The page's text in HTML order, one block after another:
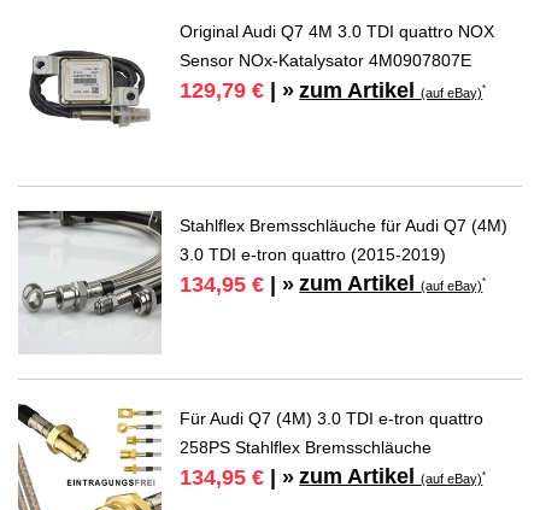
Original Audi Q7 4M 3.0 TDI quattro NOX
Sensor NOx-Katalysator 4M0907807E
129,79 € | » zum Artikel(auf eBay)*
Stahlflex Bremsschläuche für Audi Q7 (4M)
3.0 TDI e-tron quattro (2015-2019)
134,95 € | » zum Artikel(auf eBay)*
Für Audi Q7 (4M) 3.0 TDI e-tron quattro
258PS Stahlflex Bremsschläuche
134,95 € | » zum Artikel(auf eBay)*